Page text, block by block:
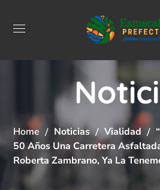
Home Noticias Vialidad
50 Años Una Carretera
Roberta Zambrano, Ya La